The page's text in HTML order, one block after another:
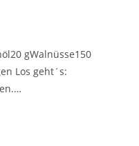
gWalnüsse150
Los geht´s: